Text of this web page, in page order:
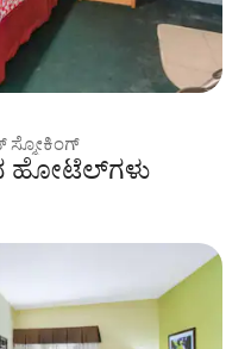
ಸ್ಮೋಕಿಂಗ್
ಹೋಟೆಲ್‌ಗಳು